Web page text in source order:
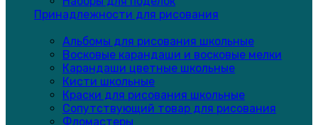
Принадлежности для рисования
Альбомы для рисования школьные
Восковые карандаши и восковые мелки
Карандаши цветные школьные
Кисти школьные
Краски для рисования школьные
Сопутствующий товар для рисования
Фломастеры